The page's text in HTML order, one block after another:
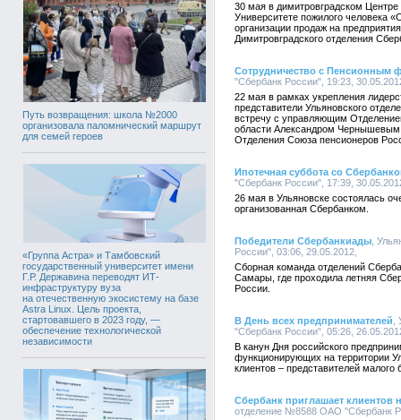
Путь возвращения: школа №2000
организовала паломнический маршрут
для семей героев
«Группа Астра» и Тамбовский
государственный университет имени
Г.Р. Державина переводят ИТ-
инфраструктуру вуза
на отечественную экосистему на базе
Astra Linux. Цель проекта,
стартовавшего в 2023 году, —
обеспечение технологической
независимости
30 мая в димитровградском
Университете пожилого человека
организации продаж на
Димитровградского отделения
Сотрудничество с Пенсионным
"Сбербанк России", 19:23,
22 мая в рамках укрепления
представители Ульяновского
встречу с управляющим
области Александром Чернышевым,
Отделения Союза пенсионеров
Ипотечная суббота со
"Сбербанк России", 17:39,
26 мая в Ульяновске состоялась
организованная Сбербанком.
Победители Сбербанкиады ,
России", 03:06, 29.05.2012,
Сборная команда отделений
Самары, где проходила летняя
России.
В День всех предпринимателей
"Сбербанк России", 05:26,
В канун Дня российского
функционирующих на территории
клиентов – представителей малого
Сбербанк приглашает клиентов
отделение №8588 ОАО "Сбербанк